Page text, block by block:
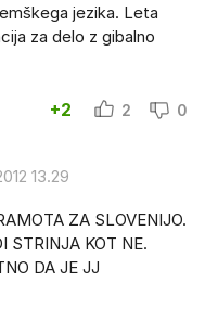
jezika. Leta
za delo z gibalno
+2 2 0
13.29
ZA SLOVENIJO.
STRINJA KOT NE.
DA JE JJ